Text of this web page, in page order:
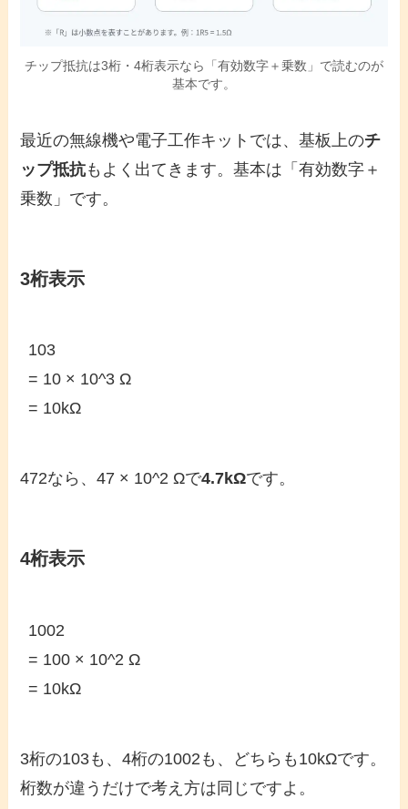
チップ抵抗は3桁・4桁表示なら「有効数字＋乗数」で読むのが
基本です。
最近の無線機や電子工作キットでは、基板上のチ
ップ抵抗もよく出てきます。基本は「有効数字＋
乗数」です。
3桁表示
103
= 10 × 10^3 Ω
= 10kΩ
472なら、47 × 10^2 Ωで4.7kΩです。
4桁表示
1002
= 100 × 10^2 Ω
= 10kΩ
3桁の103も、4桁の1002も、どちらも10kΩです。
桁数が違うだけで考え方は同じですよ。